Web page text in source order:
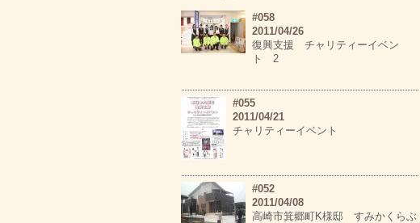
#058
2011/04/26
復興支援 チャリティーイベン
ト 2
#055
2011/04/21
チャリティーイベント
#052
2011/04/08
高崎市箕郷町K様邸 すみかくらぶ